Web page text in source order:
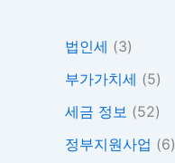
법인세 (3)
부가가치세 (5)
세금 정보 (52)
정부지원사업 (6)